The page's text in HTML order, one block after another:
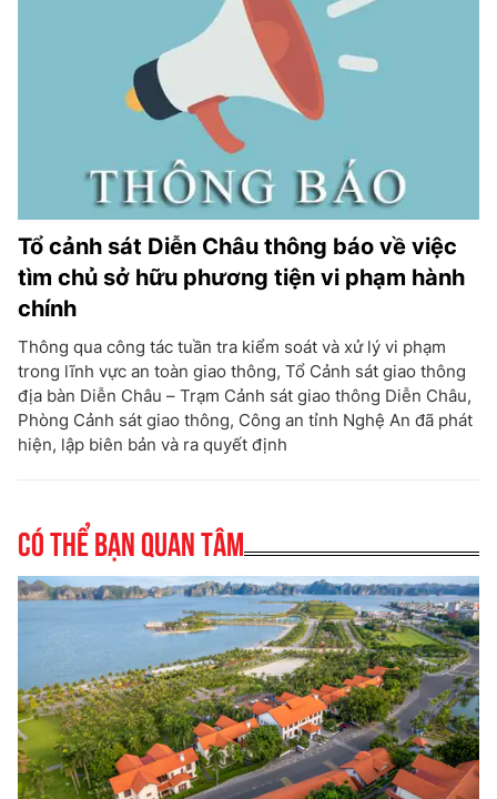
Tổ cảnh sát Diễn Châu thông báo về việc
tìm chủ sở hữu phương tiện vi phạm hành
chính
Thông qua công tác tuần tra kiểm soát và xử lý vi phạm
trong lĩnh vực an toàn giao thông, Tổ Cảnh sát giao thông
địa bàn Diễn Châu – Trạm Cảnh sát giao thông Diễn Châu,
Phòng Cảnh sát giao thông, Công an tỉnh Nghệ An đã phát
hiện, lập biên bản và ra quyết định
Có thể bạn quan tâm